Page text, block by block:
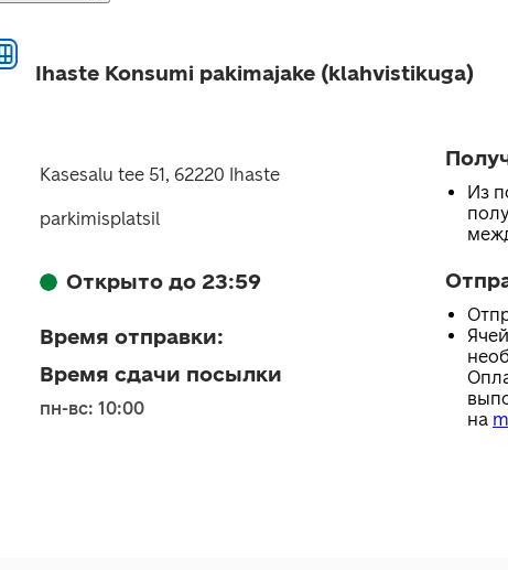
Ihaste Konsumi pakimajake (klahvistikuga)
Kasesalu tee 51, 62220 Ihaste
parkimisplatsil
Открыто до 23:59
Время отправки:
Время сдачи посылки
пн-вс: 10:00
Из
на